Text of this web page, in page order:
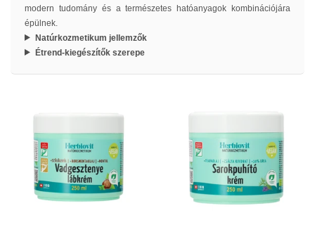
modern tudomány és a természetes hatóanyagok kombinációjára
épülnek.
Natúrkozmetikum jellemzők
Étrend-kiegészítők szerepe